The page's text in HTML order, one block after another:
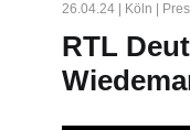
26.04.24 | Köln |
RTL